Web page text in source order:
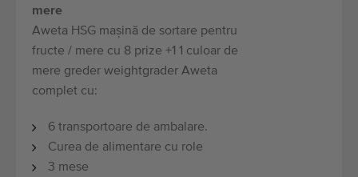
mere
Aweta HSG mașină de sortare pentru
fructe / mere cu 8 prize +1 1 culoar de
mere greder weightgrader Aweta
complet cu:
6 transportoare de ambalare.
Curea de alimentare cu role
3 mese